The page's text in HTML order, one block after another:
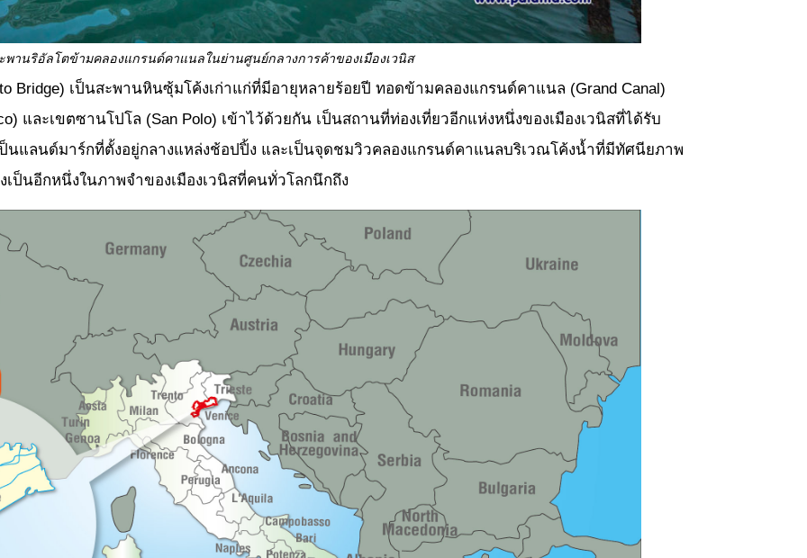
พานริอัลโตข้ามคลองแกรนด์คาแนลในย่านศูนย์กลางการค้าของเมืองเวนิส
เป็นสะพานหินซุ้มโค้งเก่าแก่ที่มีอายุหลายร้อยปี ทอดข้ามคลองแกรนด์คาแนล (Grand Canal)
และเขตซานโปโล (San Polo) เข้าไว้ด้วยกัน เป็นสถานที่ท่องเที่ยวอีกแห่งหนึ่งของเมืองเวนิสที่ได้รับ
นแลนด์มาร์กที่ตั้งอยู่กลางแหล่งช้อปปิ้ง และเป็นจุดชมวิวคลองแกรนด์คาแนลบริเวณโค้งน้ำที่มีทัศนียภาพ
ป็นอีกหนึ่งในภาพจำของเมืองเวนิสที่คนทั่วโลกนึกถึง